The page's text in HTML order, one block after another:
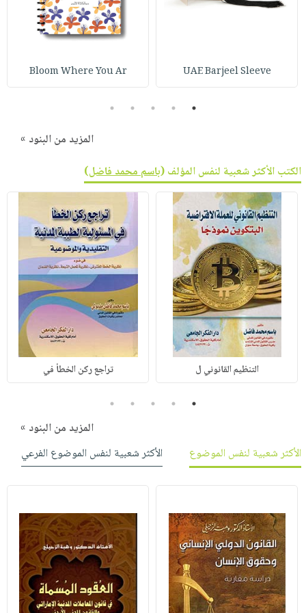
صابون
فيديوهات
طرحها
خدمات
كتابك
تواصل
معنا
نشرة
الإصدارات
UAE Barjeel Sleeve
Bloom Where You Ar
1
2
3
4
5
المزيد من البنود »
الكتب الأكثر شعبية لنفس المؤلف (باسم محمد فاضل)
التنظيم القانوني ل تراجع ركن الخطأ في
1
2
3
4
5
المزيد من البنود »
الأكثر شعبية لنفس الموضوع
الأكثر شعبية لنفس الموضوع الفرعي